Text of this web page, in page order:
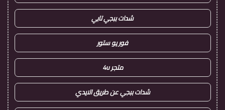
شدات ببجي تابي
فور يو ستور
متجر 4u
شدات ببجي عن طريق الايدي